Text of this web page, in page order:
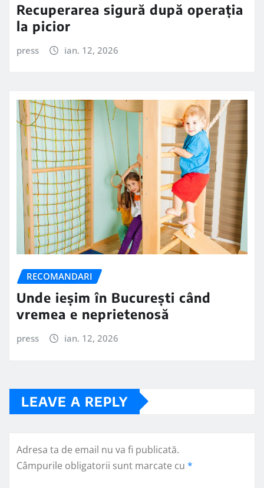
Recuperarea sigură după operația
la picior
press ian. 12, 2026
RECOMANDARI
Unde ieșim în București când
vremea e neprietenosă
press ian. 12, 2026
LEAVE A REPLY
Adresa ta de email nu va fi publicată.
Câmpurile obligatorii sunt marcate cu *